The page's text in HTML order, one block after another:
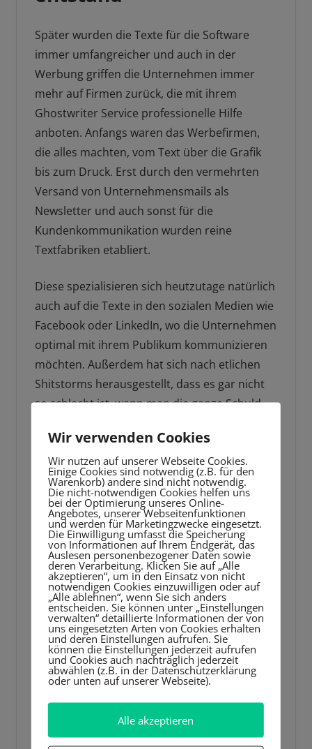
Später wurden die Texte für die Software
immer umfangreicher und auch in der
Werbung griffen die Unternehmen immer
mehr auf Firmen zurück, die mit ihrem
Ghostwriter Service professionelle Hilfe
anboten. Anfangs waren das Werbefirmen,
die alles machten, vom Text über die Grafik
bis zum Druck. Erst durch den vermehrten
Versand von Unternehmensmails als
Newsletter und auch sonst für die
Kundenkommunikation wurden reine
Textfabriken etabliert.
Diese spezialisieren sich heutzutage natürlich
auch auf die Texte in den sozialen Medien wie
Facebook oder LinkedIn, wo die Unternehmen
optimal mit ihrem Publikum kommunizieren
möchten. Außerdem hat sich nach etlichen
Shitstorms herausgestellt, dass es gar nicht
so schlecht ist, wenn man die ganze Schuld
Ghostwriter Service schieben kann. Deswegen
nehmen heute fast alle mittleren und großen
Unternehmen bei einem Ghostwriter Hilfe in
Anspruch.
Weitere Entwicklung
durch die moderne
Technologie
Zuletzt gab es einen riesigen Wirbel um die
künstliche Intelligenz, nachdem ChatGPT
gezeigt hat, dass auch eine Software großartig
natürlich viel günstiger als Horden von
Mitarbeitern damit zu beschäftigen,
Wir verwenden Cookies
Wir nutzen auf unserer Webseite Cookies.
Einige Cookies sind notwendig (z.B. für den
Warenkorb) andere sind nicht notwendig.
Die nicht-notwendigen Cookies helfen uns
bei der Optimierung unseres Online-
Angebotes, unserer Webseitenfunktionen
und werden für Marketingzwecke eingesetzt.
Die Einwilligung umfasst die Speicherung
von Informationen auf Ihrem Endgerät, das
Auslesen personenbezogener Daten sowie
deren Verarbeitung. Klicken Sie auf „Alle
akzeptieren“, um in den Einsatz von nicht
notwendigen Cookies einzuwilligen oder auf
„Alle ablehnen“, wenn Sie sich anders
entscheiden. Sie können unter „Einstellungen
verwalten“ detaillierte Informationen der von
uns eingesetzten Arten von Cookies erhalten
und deren Einstellungen aufrufen. Sie
können die Einstellungen jederzeit aufrufen
und Cookies auch nachträglich jederzeit
abwählen (z.B. in der Datenschutzerklärung
oder unten auf unserer Webseite).
Alle akzeptieren